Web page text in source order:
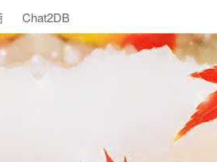
Chat2DB